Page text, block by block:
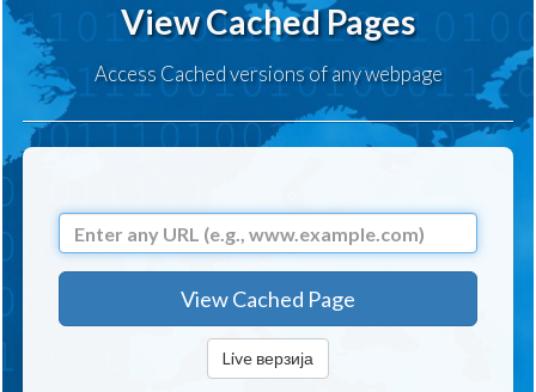
View Cached Pages
Access Cached versions of any webpage
View Cached Page
Live верзија